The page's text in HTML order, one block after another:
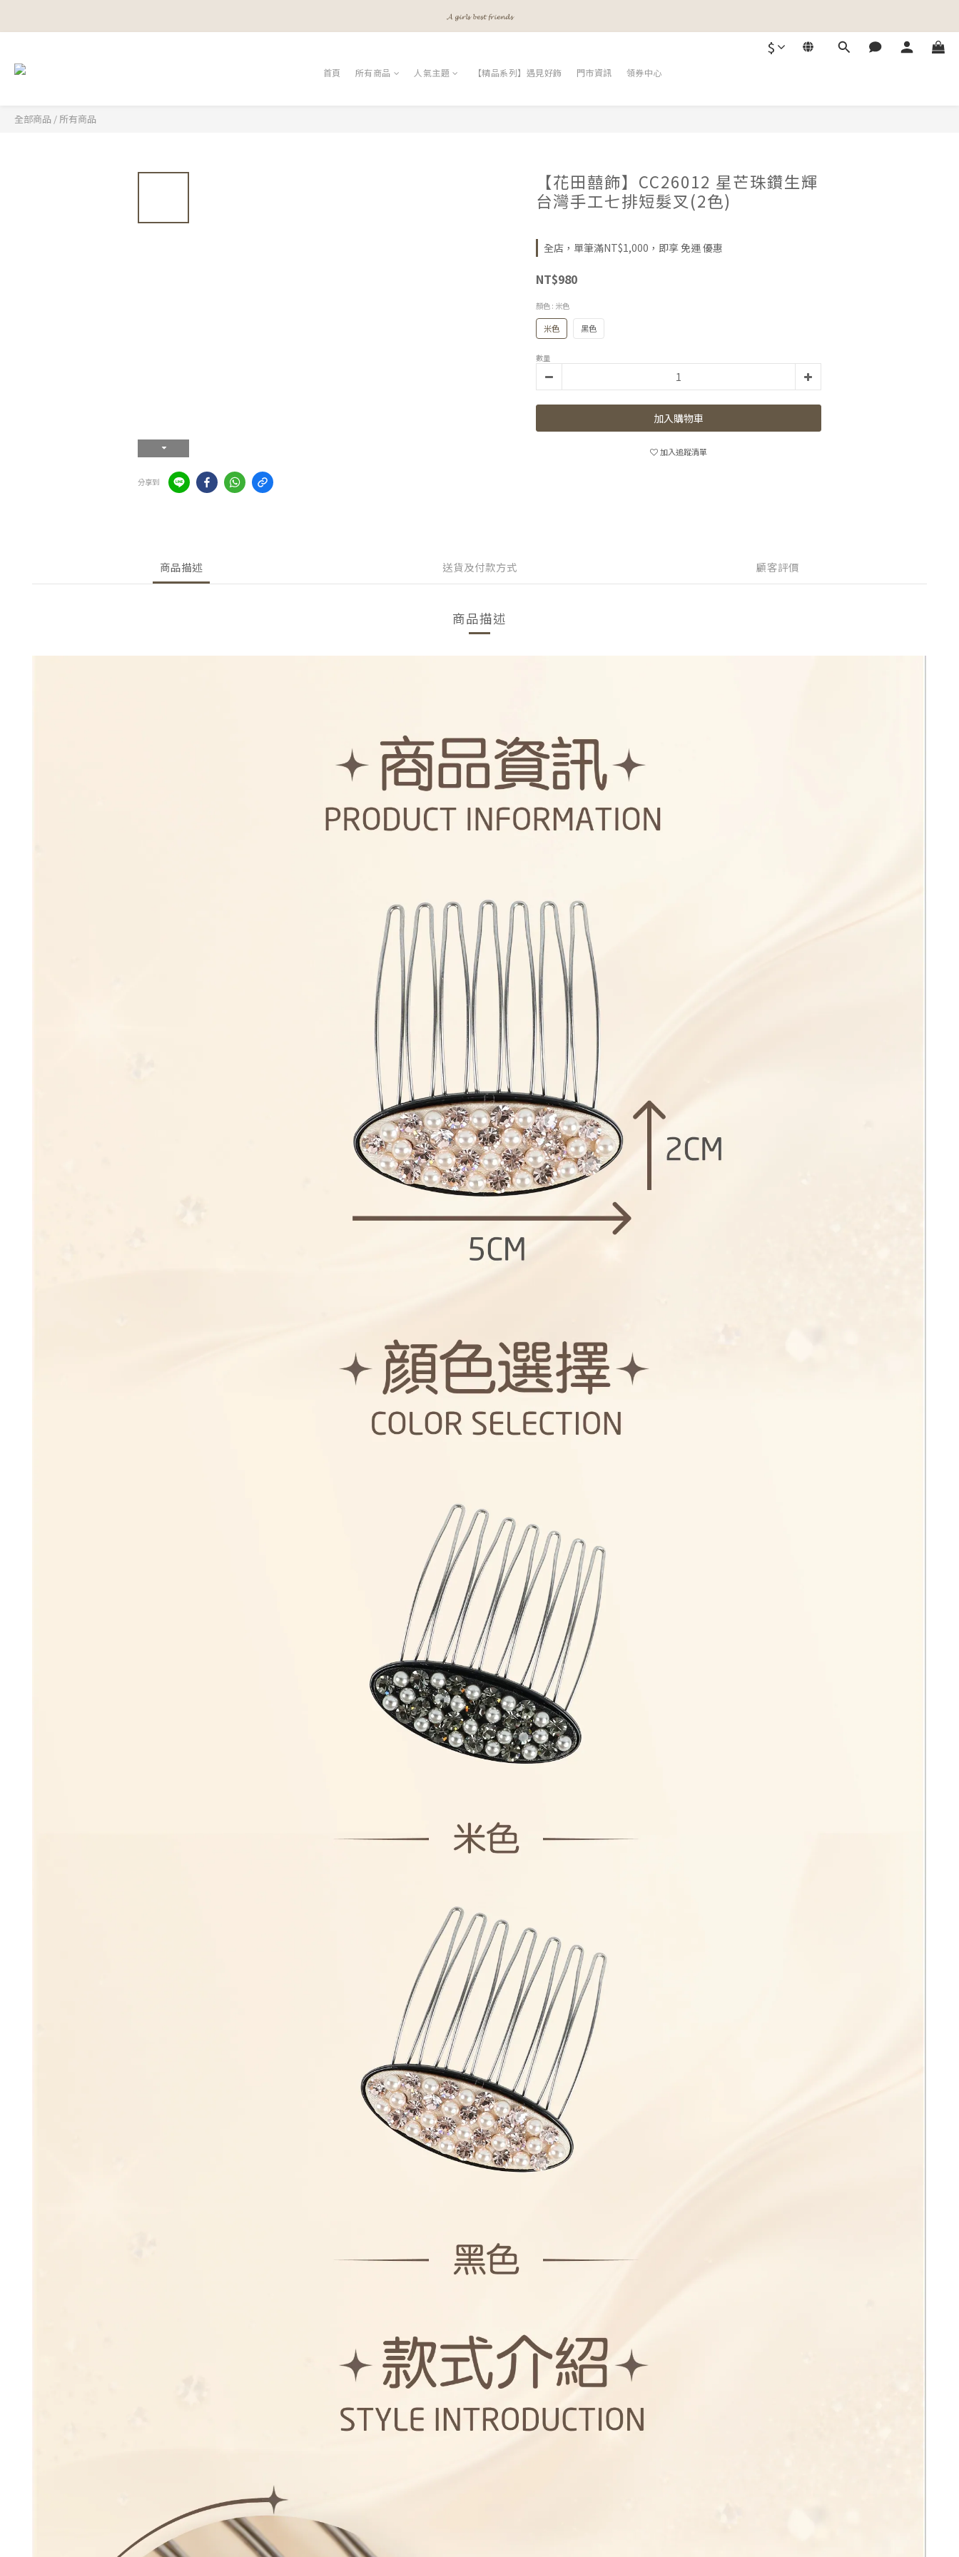
𝓐 𝓰𝓲𝓻𝓵𝓼 𝓫𝓮𝓼𝓽 𝓯𝓻𝓲𝓮𝓷𝓭𝓼
𝓜𝓮𝓮𝓽 𝔂𝓸𝓾𝓻 𝓫𝓮𝓪𝓾𝓽𝔂
𝓐 𝓰𝓲𝓻𝓵𝓼 𝓫𝓮𝓼𝓽 𝓯𝓻𝓲𝓮𝓷𝓭𝓼
$
首頁 所有商品 人氣主題 【精品系列】遇見好飾 門市資訊 領券中心
全部商品 / 所有商品
分享到
【花田囍飾】CC26012 星芒珠鑽生輝
台灣手工七排短髮叉(2色)
全店，單筆滿NT$1,000，即享 免運 優惠
NT$980
顏色 : 米色
米色 黑色
數量
加入購物車
加入追蹤清單
商品描述 送貨及付款方式 顧客評價
商品描述